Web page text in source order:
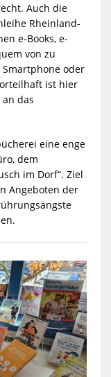
Auch die
Rheinland-
e-Books, e-
von zu
Smartphone oder
ist hier
das
eine enge
dem
im Dorf“. Ziel
Angeboten der